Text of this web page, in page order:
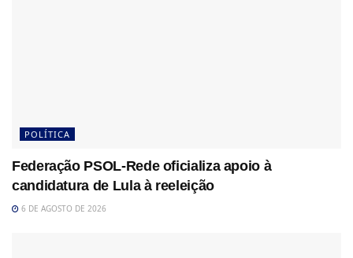
POLÍTICA
Federação PSOL-Rede oficializa apoio à
candidatura de Lula à reeleição
6 DE AGOSTO DE 2026